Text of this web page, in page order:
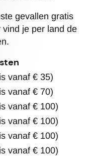
gevallen gratis
vind je per land de
vanaf € 35)
vanaf € 70)
vanaf € 100)
vanaf € 100)
vanaf € 100)
vanaf € 100)